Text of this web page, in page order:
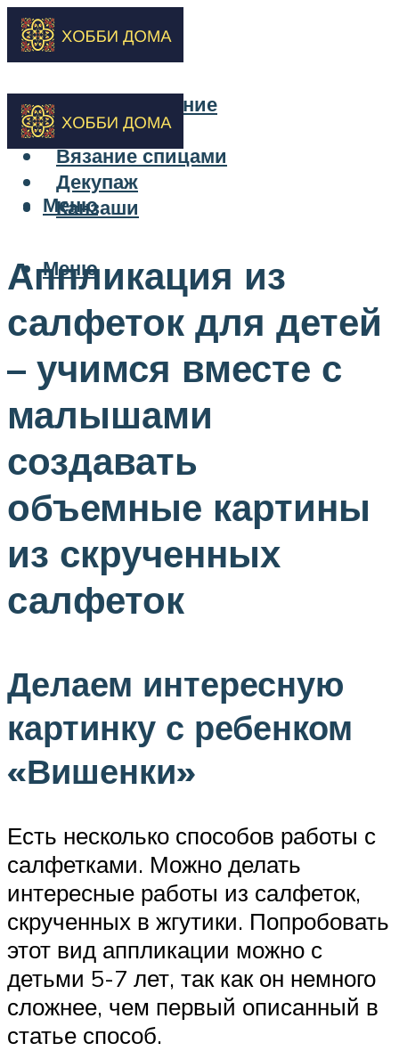
Бисероплетение
Вышивка
Вязание спицами
Декупаж
Канзаши
Меню
Меню
Аппликация из
салфеток для детей
– учимся вместе с
малышами
создавать
объемные картины
из скрученных
салфеток
Делаем интересную
картинку с ребенком
«Вишенки»
Есть несколько способов работы с
салфетками. Можно делать
интересные работы из салфеток,
скрученных в жгутики. Попробовать
этот вид аппликации можно с
детьми 5-7 лет, так как он немного
сложнее, чем первый описанный в
статье способ.